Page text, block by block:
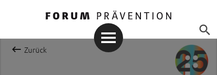

 Zurück